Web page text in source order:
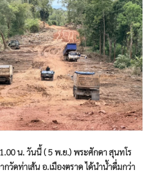
น. วันนี้ ( 5 พ.ย.) พระศักดา สุนทโร
วัดท่าเส้น อ.เมืองตราด ได้นำน้ำดื่มกว่า